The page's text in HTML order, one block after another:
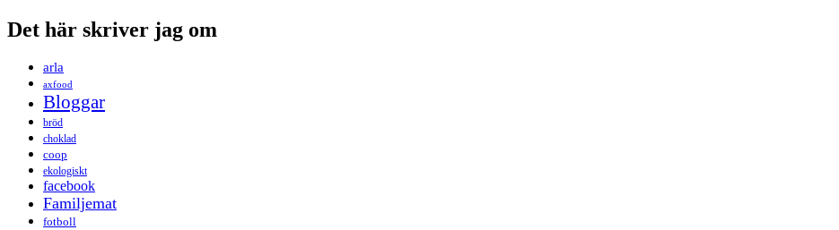
Det här skriver jag om
arla
axfood
Bloggar
bröd
choklad
coop
ekologiskt
facebook
Familjemat
fotboll